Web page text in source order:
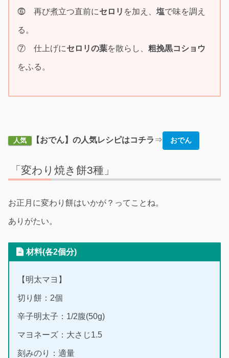
⓺ 再び煮立つ直前にセロリ を加え、 塩で味を調え
る。
⑦ 仕上げにセロリの葉を散らし、 粗挽黒コショウ
をふる。
人気 【おでん】の人気レシピはコチラ ⇒ おでん
「変わり焼き餅3種」
お正月に変わり餅はいかが？ってことね。
ありがたい。
材料(各2個分)
【明太マヨ】
切り餅：2個
辛子明太子：1/2腹(50g)
マヨネーズ：大さじ1.5
刻みのり：適量